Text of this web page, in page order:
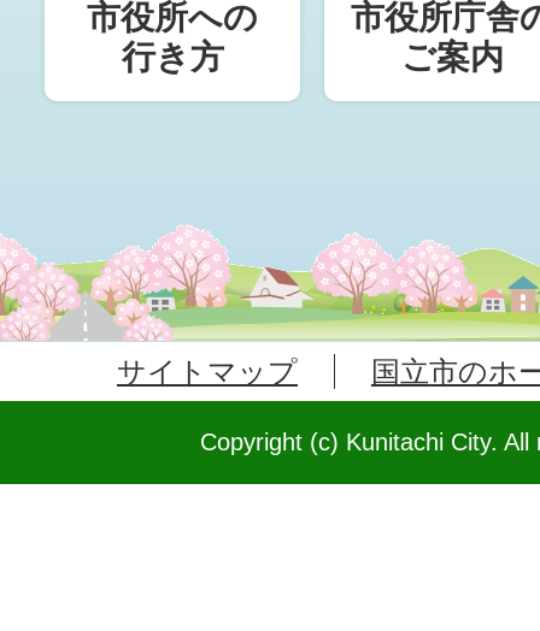
市役所への
行き方
市役所庁舎
ご案内
サイトマップ 国立市のホ
Copyright (c) Kunitachi City.